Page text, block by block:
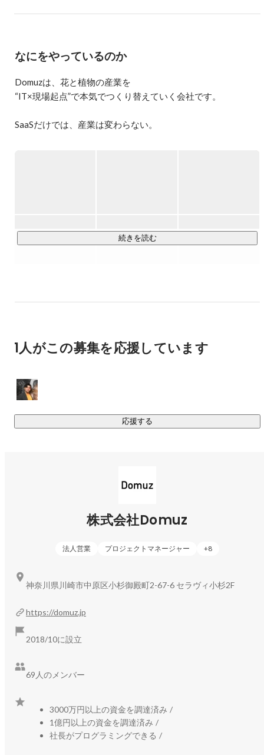
なにをやっているのか
Domuzは、花と植物の産業を
“IT×現場起点”で本気でつくり替えていく会社です。
SaaSだけでは、産業は変わらない。
が、事業の成長に直結する。
=======================================
私たち株式会社Domuz（ドムズ）は、
・お花のオンラインストア「アンドフラワー（AND
・花と植物、資材の仕入れサイト「ハナイチ」
事業の創業は2021年）。
1.1兆円マーケット「花卉産業」において複数のプロダクトで
DX推進を行い、2033年までに、日本の花卉業界で最大の会
超を達成（3年で10倍）。累計7億4千万円の資金調達（シリ
ーズA）を行っており、数年以内のIPOを目指しています。
■「アンドプランツ（
アンドプランツ（AND PLANTS）は、暮らしと植物をつなぐ
ライフスタイルに合わせた「パーソナル診断」や、エコ＆サ
ステナブルなプランターとのコーディネートで、自分にぴっ
たりの観葉植物を暮らしに取り入れられます。
続きを読む
1人がこの募集を応援しています
応援する
株式会社Domuz
法人営業 プロジェクトマネージャー +8
https://domuz.jp
2018/10に設立
69人のメンバー
3000万円以上の資金を調達済み /
1億円以上の資金を調達済み /
社長がプログラミングできる /
神奈川県川崎市中原区小杉御殿町2-67-6 セラヴィ小杉2F